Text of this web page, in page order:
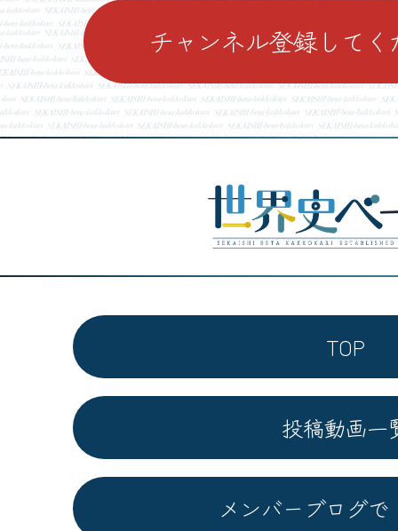
チャンネル登録して
TOP
投稿動画一
メンバーブログで